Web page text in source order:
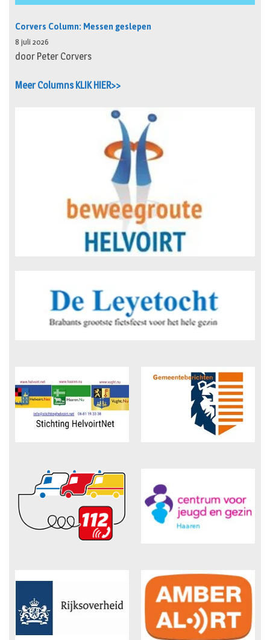
Corvers Column: Messen geslepen
8 juli 2026
door Peter Corvers
Meer Columns KLIK HIER>>